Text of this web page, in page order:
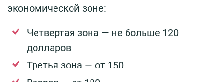
экономической зоне:
Четвертая зона — не больше 120
долларов
Третья зона — от 150.